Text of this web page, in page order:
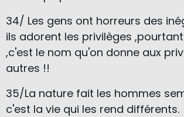
34/ Les gens ont horreurs des
ils adorent les privilèges
,c'est le nom qu'on donne aux
autres !!
35/La nature fait les hommes
c'est la vie qui les rend différents.